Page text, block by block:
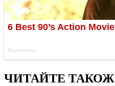
ЧИТАЙТЕ ТАКОЖ